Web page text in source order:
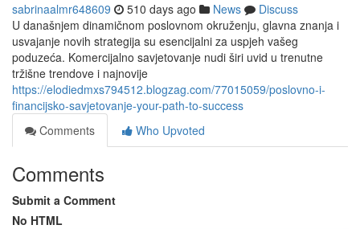
sabrinaalmr648609 510 days ago News
Discuss
U današnjem dinamičnom poslovnom okruženju, glavna znanja i
usvajanje novih strategija su esencijalni za uspjeh vašeg
poduzeća. Komercijalno savjetovanje nudi širi uvid u trenutne
tržišne trendove i najnovije
https://elodiedmxs794512.blogzag.com/77015059/poslovno-i-
financijsko-savjetovanje-your-path-to-success
Comments
Who Upvoted
Comments
Submit a Comment
No HTML